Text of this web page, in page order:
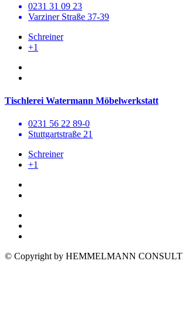
0231 31 09 23
Varziner Straße 37-39
Schreiner
+1
Tischlerei Watermann Möbelwerkstatt
0231 56 22 89-0
Stuttgartstraße 21
Schreiner
+1
© Copyright by HEMMELMANN